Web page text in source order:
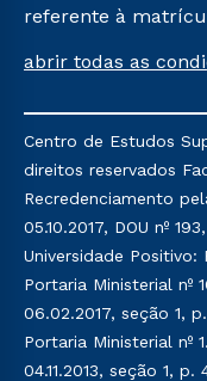
referente à
na prova on-line ou
semestre vigente,
e/ou não tenham
matrícula em uma
Sul Educacional,
condições não se
também para
outros programas
acumula com
pela Instituição.
abrir todas as
Centro de Estudos
direitos reservados
Recredenciamento
05.10.2017, DOU nº
Universidade Positivo:
Portaria Ministerial nº
06.02.2017, seção 1,
Portaria Ministerial nº
04.11.2013, seção 1, p.